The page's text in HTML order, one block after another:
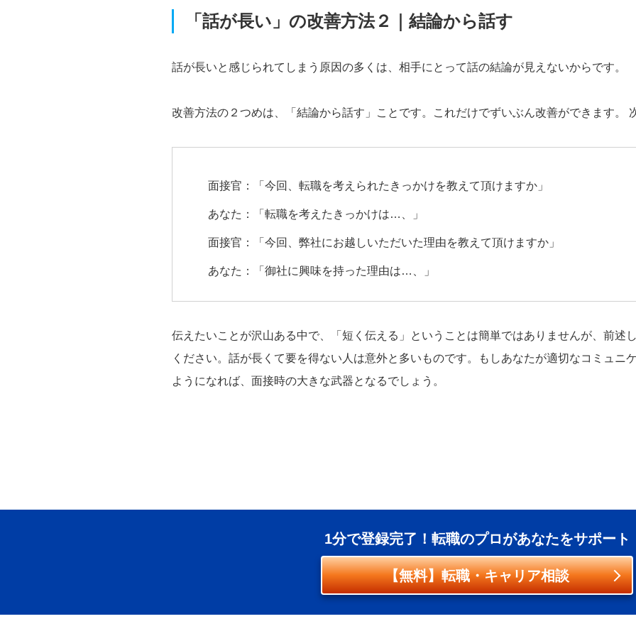
「話が長い」の改善方法２｜結論から話す
話が長いと感じられてしまう原因の多くは、相手にとって話の結論が見えないからです。
改善方法の２つめは、「結論から話す」ことです。これだけでずいぶん改善ができます。
面接官：「今回、転職を考えられたきっかけを教えて頂けますか」
あなた：「転職を考えたきっかけは…、」
面接官：「今回、弊社にお越しいただいた理由を教えて頂けますか」
あなた：「御社に興味を持った理由は…、」
伝えたいことが沢山ある中で、「短く伝える」ということは簡単ではありませんが、前述
ください。話が長くて要を得ない人は意外と多いものです。もしあなたが適切なコミュニ
ようになれば、面接時の大きな武器となるでしょう。
1分で登録完了！転職のプロがあなたをサポート
【無料】転職・キャリア相談